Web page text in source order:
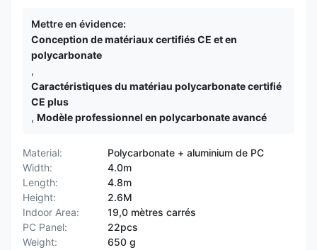
Mettre en évidence:
Conception de matériaux certifiés CE et en
polycarbonate
,
Caractéristiques du matériau polycarbonate certifié
CE plus
, Modèle professionnel en polycarbonate avancé
Material:
Polycarbonate + aluminium de PC
Width:
4.0m
Length:
4.8m
Height:
2.6M
Indoor Area:
19,0 mètres carrés
PC Panel:
22pcs
Weight:
650 g